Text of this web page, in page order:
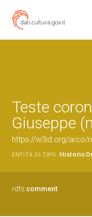
Teste
Giuseppe
https://w3id.org/arco/
ENTITÀ DI TIPO:
rdfs:comment